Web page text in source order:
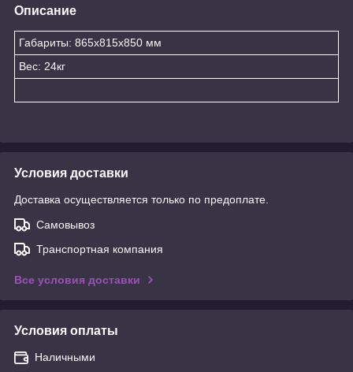
Описание
Габариты: 865x815x850 мм
Вес: 24кг
Условия доставки
Доставка осуществляется только по предоплате.
Самовывоз
Транспортная компания
Все условия доставки
Условия оплаты
Наличными